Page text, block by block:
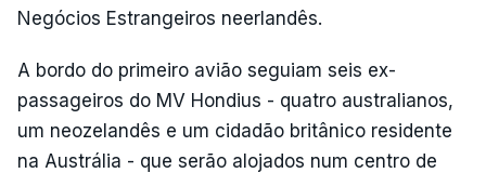
Negócios Estrangeiros neerlandês.
A bordo do primeiro avião seguiam seis ex-
passageiros do MV Hondius - quatro australianos,
um neozelandês e um cidadão britânico residente
na Austrália - que serão alojados num centro de